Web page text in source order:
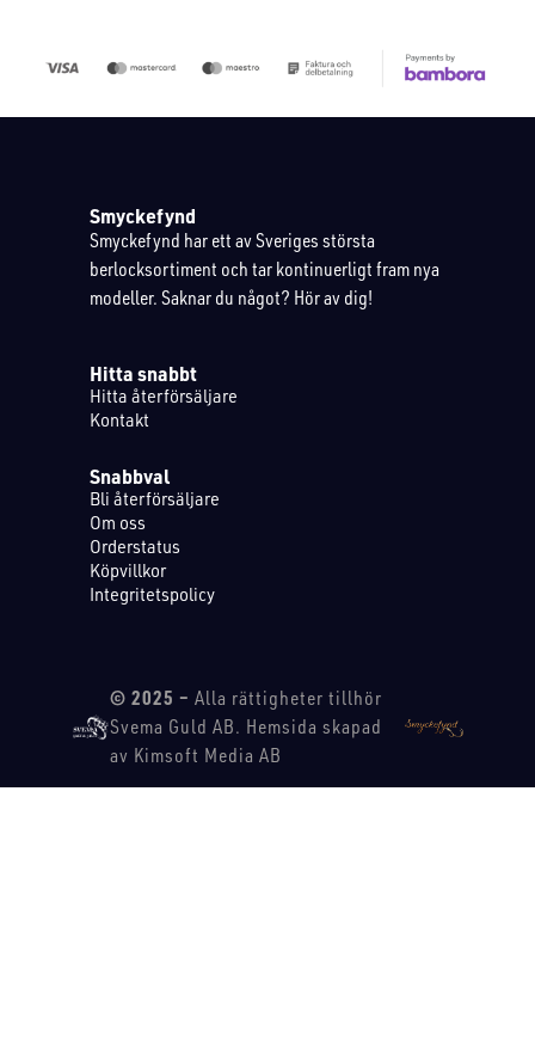
Smyckefynd
Smyckefynd har ett av Sveriges största
berlocksortiment och tar kontinuerligt fram nya
modeller. Saknar du något? Hör av dig!
Hitta snabbt
Hitta återförsäljare
Kontakt
Snabbval
Bli återförsäljare
Om oss
Orderstatus
Köpvillkor
Integritetspolicy
© 2025 – Alla rättigheter tillhör
Svema Guld AB. Hemsida skapad
av Kimsoft Media AB